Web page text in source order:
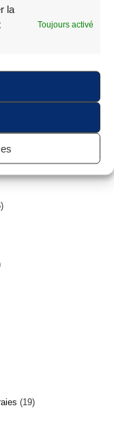
la
Toujours activé
19